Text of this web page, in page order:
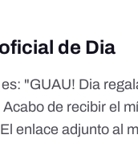
de Dia
"GUAU! Dia
de recibir el
enlace adjunto al